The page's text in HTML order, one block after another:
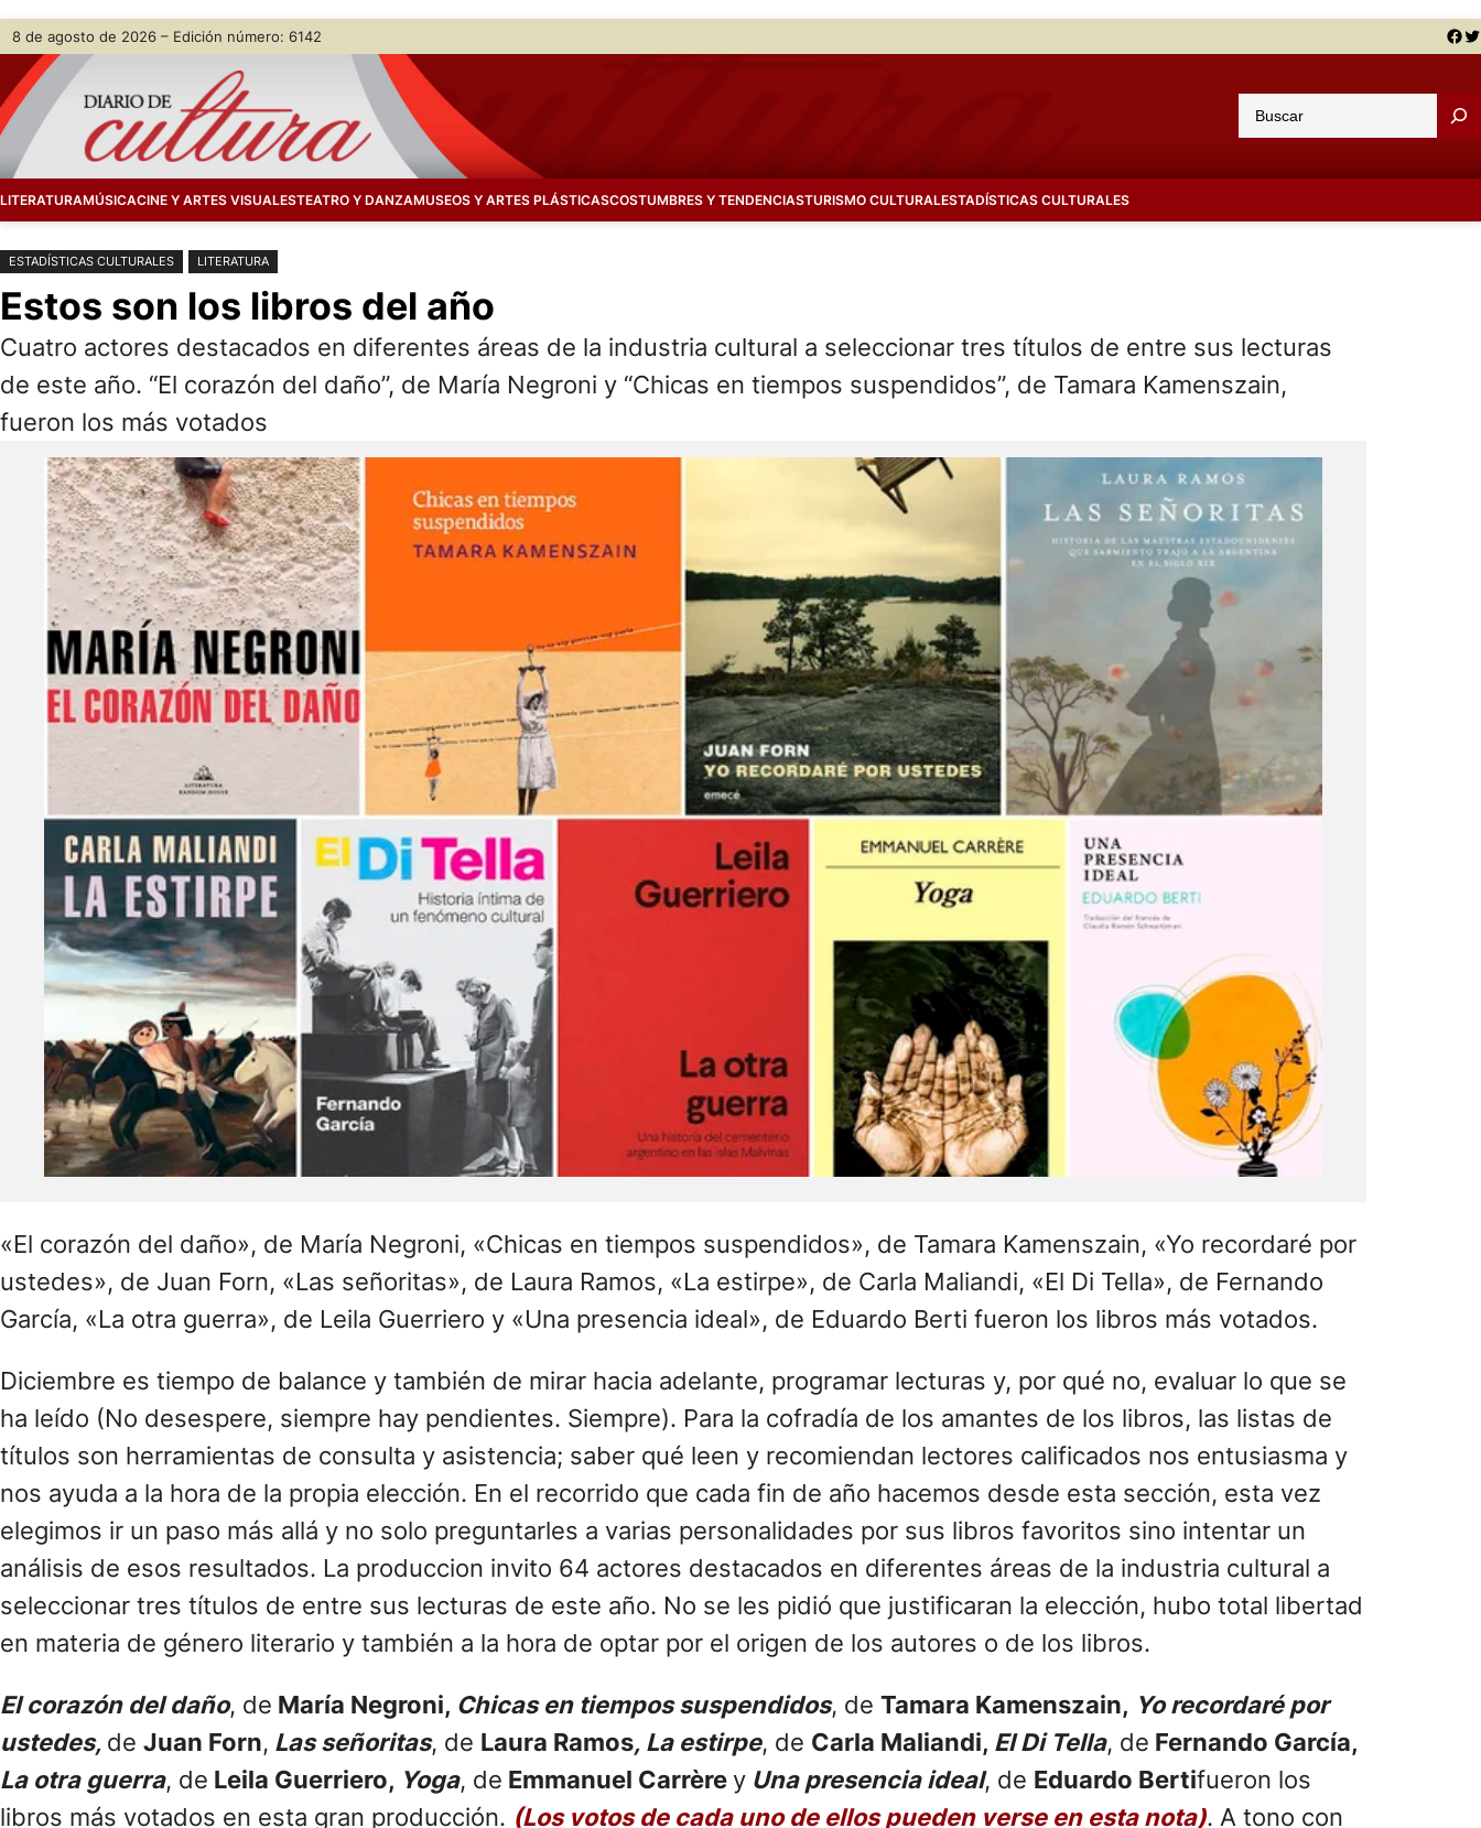
Saltar
contenido
Skip
content
8 de agosto de 2026 – Edición número: 6142 Facebook Twitter
u
a
LITERATURAMÚSICACINE Y ARTES VISUALESTEATRO Y DANZAMUSEOS Y ARTES PLÁSTICASCOSTUMBRES Y TENDENCIASTURISMO CULTURALESTADÍSTICAS CULTURALES
ESTADÍSTICAS CULTURALES LITERATURA
Estos son los libros del año
Cuatro actores destacados en diferentes áreas de la industria cultural a seleccionar tres títulos de entre sus lecturas
de este año. “El corazón del daño”, de María Negroni y “Chicas en tiempos suspendidos”, de Tamara Kamenszain,
fueron los más votados
«El corazón del daño», de María Negroni, «Chicas en tiempos suspendidos», de Tamara Kamenszain, «Yo recordaré por
ustedes», de Juan Forn, «Las señoritas», de Laura Ramos, «La estirpe», de Carla Maliandi, «El Di Tella», de Fernando
García, «La otra guerra», de Leila Guerriero y «Una presencia ideal», de Eduardo Berti fueron los libros más votados.
Diciembre es tiempo de balance y también de mirar hacia adelante, programar lecturas y, por qué no, evaluar lo que se
ha leído (No desespere, siempre hay pendientes. Siempre). Para la cofradía de los amantes de los libros, las listas de
títulos son herramientas de consulta y asistencia; saber qué leen y recomiendan lectores calificados nos entusiasma y
nos ayuda a la hora de la propia elección. En el recorrido que cada fin de año hacemos desde esta sección, esta vez
elegimos ir un paso más allá y no solo preguntarles a varias personalidades por sus libros favoritos sino intentar un
análisis de esos resultados. La produccion invito 64 actores destacados en diferentes áreas de la industria cultural a
seleccionar tres títulos de entre sus lecturas de este año. No se les pidió que justificaran la elección, hubo total libertad
en materia de género literario y también a la hora de optar por el origen de los autores o de los libros.
El corazón del daño, de María Negroni, Chicas en tiempos suspendidos, de Tamara Kamenszain, Yo recordaré por
ustedes, de Juan Forn, Las señoritas, de Laura Ramos, La estirpe, de Carla Maliandi, El Di Tella, de Fernando García,
La otra guerra, de Leila Guerriero, Yoga, de Emmanuel Carrère y Una presencia ideal, de Eduardo Bertifueron los
libros más votados en esta gran producción. (Los votos de cada uno de ellos pueden verse en esta nota). A tono con